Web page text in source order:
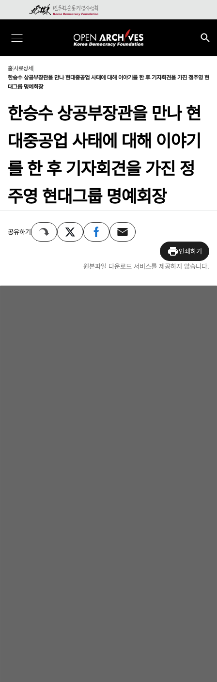
홈사료상세
한승수 상공부장관을 만나 현대중공업 사태에 대해 이야기를 한 후 기자회견을 가진 정주영 현
대그룹 명예회장
한승수 상공부장관을 만나 현
대중공업 사태에 대해 이야기
를 한 후 기자회견을 가진 정
주영 현대그룹 명예회장
공유하기
인쇄하기
원본파일 다운로드 서비스를 제공하지 않습니다.